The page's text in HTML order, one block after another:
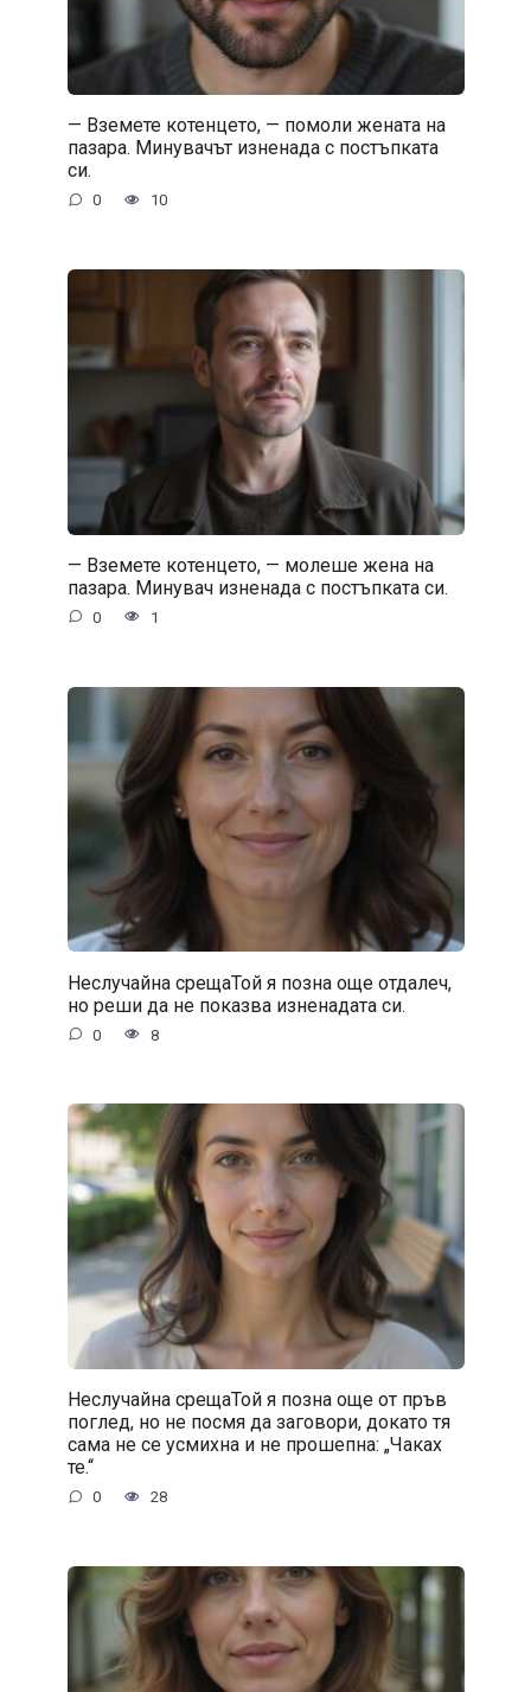
— Вземете котенцето, — помоли жената на
пазара. Минувачът изненада с постъпката
си.
0 10
— Вземете котенцето, — молеше жена на
пазара. Минувач изненада с постъпката си.
0 1
Неслучайна срещаТой я позна още отдалеч,
но реши да не показва изненадата си.
0 8
Неслучайна срещаТой я позна още от пръв
поглед, но не посмя да заговори, докато тя
сама не се усмихна и не прошепна: „Чаках
те.“
0 28